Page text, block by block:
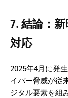
7. 結論：
対応
2025年4月に発
イバー脅威が従
ジタル要素を組